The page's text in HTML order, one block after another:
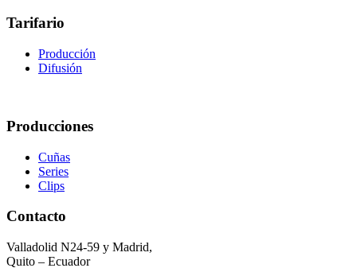
Tarifario
Producción
Difusión
Producciones
Cuñas
Series
Clips
Contacto
Valladolid N24-59 y Madrid,
Quito – Ecuador